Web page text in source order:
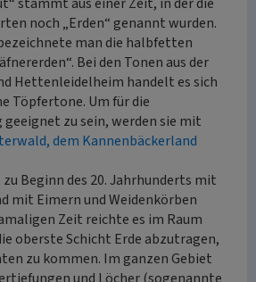
noch „Erden“ genannt wurden.
man die halbfetten
Bei den Tonen aus der
Hettenleidelheim handelt es sich
Töpfertone. Um für die
zu sein, werden sie mit
dem Kannenbäckerland
Beginn des 20. Jahrhunderts mit
mit Eimern und Weidenkörben
Zeit reichte es im Raum
oberste Schicht Erde abzutragen,
zu kommen. Im ganzen Gebiet